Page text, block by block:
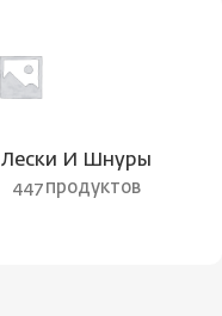
Лески И Шнуры
447 продуктов